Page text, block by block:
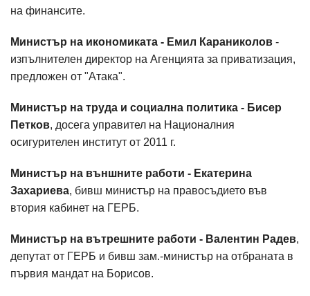
на финансите.
Министър на икономиката - Емил Караниколов -
изпълнителен директор на Агенцията за приватизация,
предложен от "Атака".
Министър на труда и социална политика - Бисер
Петков, досега управител на Националния
осигурителен институт от 2011 г.
Министър на външните работи - Екатерина
Захариева, бивш министър на правосъдието във
втория кабинет на ГЕРБ.
Министър на вътрешните работи - Валентин Радев,
депутат от ГЕРБ и бивш зам.-министър на отбраната в
първия мандат на Борисов.